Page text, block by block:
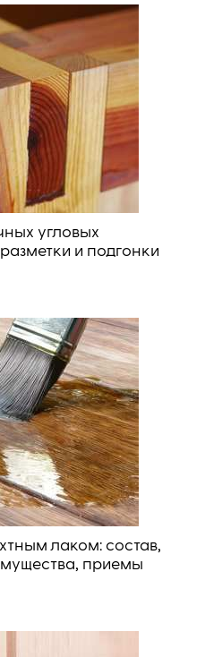
угловых
и подгонки
лаком: состав,
приемы